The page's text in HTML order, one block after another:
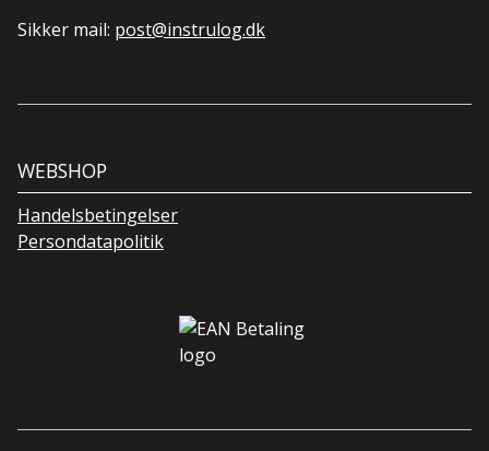
Sikker mail: post@instrulog.dk
WEBSHOP
Handelsbetingelser
Persondatapolitik